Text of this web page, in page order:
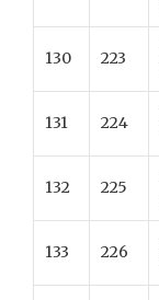
130 223
131 224
132 225
133 226